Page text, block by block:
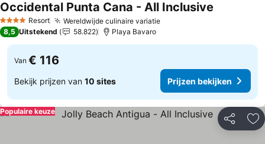
4 SterrenResort Wereldwijde culinaire variatiePrijzen bekijken
Occidental Punta Cana - All Inclusive
8,5 Uitstekend 58.822 Playa Bavaro
Van € 116
Bekijk prijzen van 10 sites Prijzen bekijken
Delen
Populaire keuze